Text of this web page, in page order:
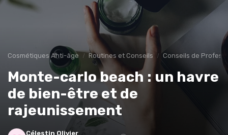
Cosmétiques Anti-âge Routines et Conseils Conseils de
Monte-carlo beach : un havre
de bien-être et de
rajeunissement
Célestin Olivier